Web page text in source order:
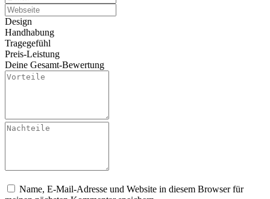
Design
Handhabung
Tragegefühl
Preis-Leistung
Deine Gesamt-Bewertung
Name, E-Mail-Adresse und Website in diesem Browser für